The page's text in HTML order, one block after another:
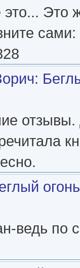
Это
сами:
:
огонь
ведь по